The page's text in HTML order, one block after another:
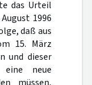
das Urteil
1996
daß aus
15. März
und dieser
eine neue